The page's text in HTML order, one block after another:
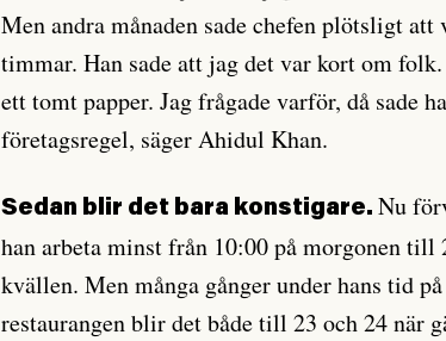
Men andra månaden sade chefen plötsligt
timmar. Han sade att jag det var kort om
ett tomt papper. Jag frågade varför, då sade
företagsregel, säger Ahidul Khan.
Sedan blir det bara konstigare.Nu
han arbeta minst från 10:00 på morgonen till
kvällen. Men många gånger under hans tid på
restaurangen blir det både till 23 och 24 när